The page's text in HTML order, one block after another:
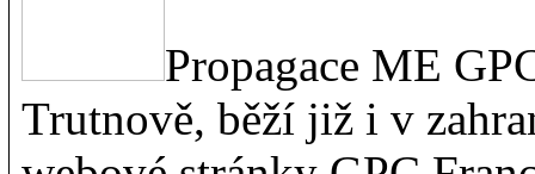
Propagace ME
Trutnově, běží již i v